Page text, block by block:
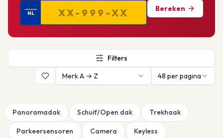
NL
Bereken
Filters
Merk A → Z
48 per pagina
Panoramadak Schuif/Open dak Trekhaak
Parkeersensoren Camera Keyless